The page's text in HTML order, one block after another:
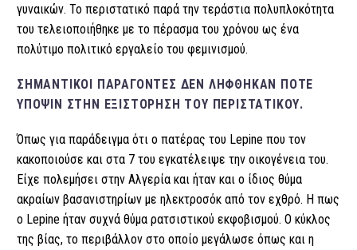
γυναικών. To περιστατικό παρά την τεράστια πολυπλοκότητα
του τελειοποιήθηκε με το πέρασμα του χρόνου ως ένα
πολύτιμο πολιτικό εργαλείο του φεμινισμού.
ΣΗΜΑΝΤΙΚΟΊ ΠΑΡΆΓΟΝΤΕΣ ΔΕΝ ΛΉΦΘΗΚΑΝ ΠΟΤΈ
ΥΠΌΨΙΝ ΣΤΗΝ ΕΞΙΣΤΌΡΗΣΗ ΤΟΥ ΠΕΡΙΣΤΑΤΙΚΟΎ.
Όπως για παράδειγμα ότι ο πατέρας του Lepine που τον
κακοποιούσε και στα 7 του εγκατέλειψε την οικογένεια του.
Είχε πολεμήσει στην Αλγερία και ήταν και ο ίδιος θύμα
ακραίων βασανιστηρίων με ηλεκτροσόκ από τον εχθρό. Η πως
ο Lepine ήταν συχνά θύμα ρατσιστικού εκφοβισμού. Ο κύκλος
της βίας, το περιβάλλον στο οποίο μεγάλωσε όπως και η